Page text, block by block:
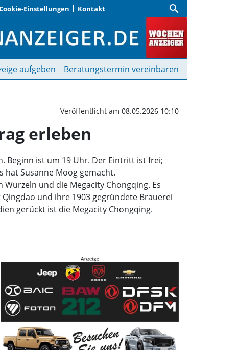
Einstellungen Kontakt search
China im
aufgeben Beratungstermin vereinbaren
Veröffentlicht am 08.05.2026 10:10
erleben
Beginn ist um 19 Uhr. Der Eintritt ist frei;
hat Susanne Moog gemacht.
und die Megacity Chongqing. Es
und ihre 1903 gegründete Brauerei
gerückt ist die Megacity Chongqing.